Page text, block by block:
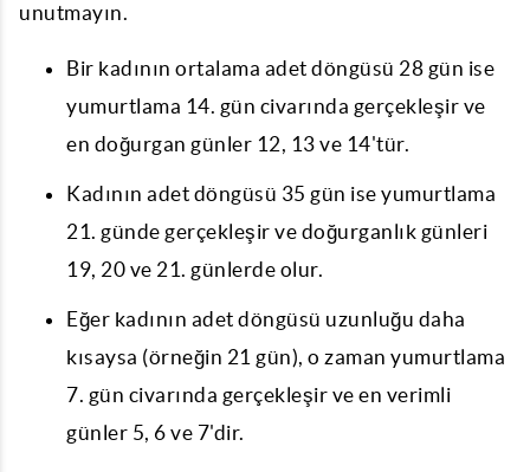
unutmayın.
Bir kadının ortalama adet döngüsü 28 gün ise
yumurtlama 14. gün civarında gerçekleşir ve
en doğurgan günler 12, 13 ve 14'tür.
Kadının adet döngüsü 35 gün ise yumurtlama
21. günde gerçekleşir ve doğurganlık günleri
19, 20 ve 21. günlerde olur.
Eğer kadının adet döngüsü uzunluğu daha
kısaysa (örneğin 21 gün), o zaman yumurtlama
7. gün civarında gerçekleşir ve en verimli
günler 5, 6 ve 7'dir.